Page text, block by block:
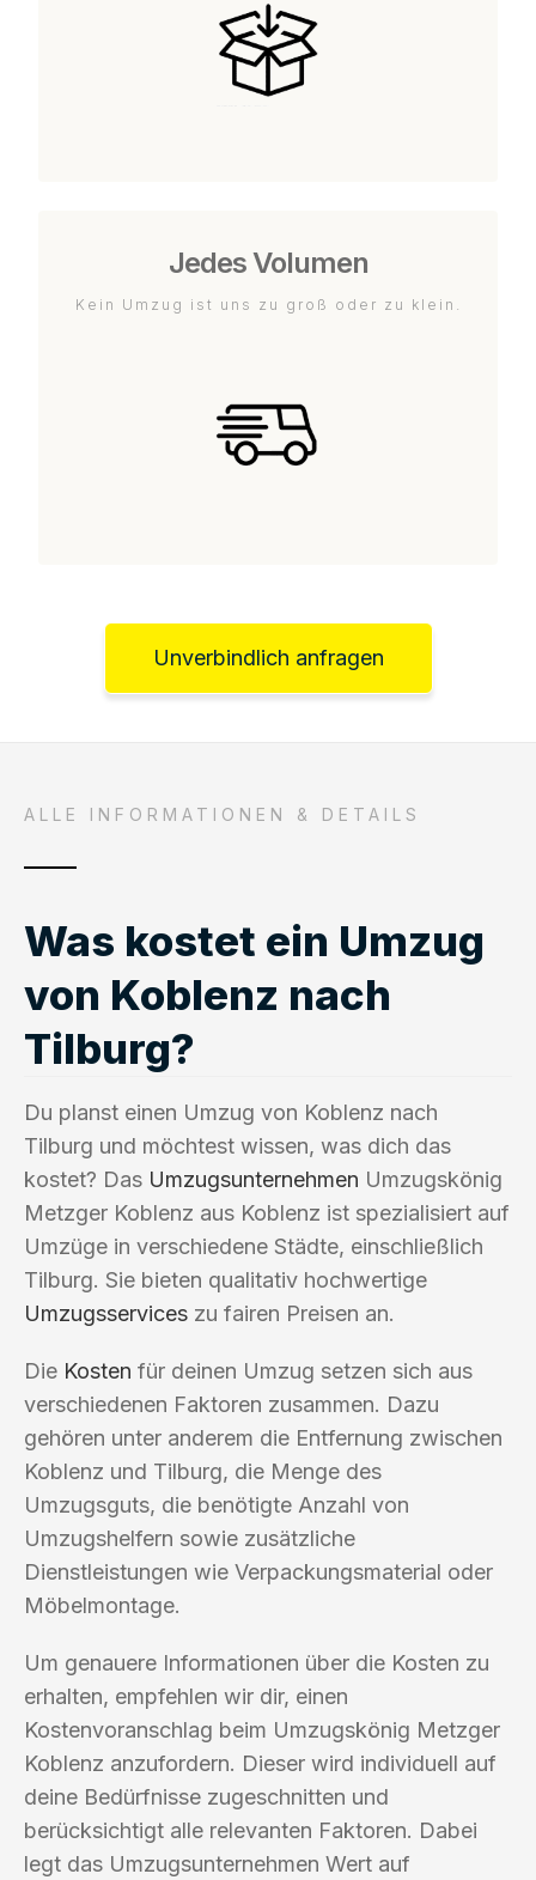
Jedes Volumen
Kein Umzug ist uns zu groß oder zu klein.
Unverbindlich anfragen
ALLE INFORMATIONEN & DETAILS
Was kostet ein Umzug
von Koblenz nach
Tilburg?
Du planst einen Umzug von Koblenz nach
Tilburg und möchtest wissen, was dich das
kostet? Das Umzugsunternehmen Umzugskönig
Metzger Koblenz aus Koblenz ist spezialisiert auf
Umzüge in verschiedene Städte, einschließlich
Tilburg. Sie bieten qualitativ hochwertige
Umzugsservices zu fairen Preisen an.
Die Kosten für deinen Umzug setzen sich aus
verschiedenen Faktoren zusammen. Dazu
gehören unter anderem die Entfernung zwischen
Koblenz und Tilburg, die Menge des
Umzugsguts, die benötigte Anzahl von
Umzugshelfern sowie zusätzliche
Dienstleistungen wie Verpackungsmaterial oder
Möbelmontage.
Um genauere Informationen über die Kosten zu
erhalten, empfehlen wir dir, einen
Kostenvoranschlag beim Umzugskönig Metzger
Koblenz anzufordern. Dieser wird individuell auf
deine Bedürfnisse zugeschnitten und
berücksichtigt alle relevanten Faktoren. Dabei
legt das Umzugsunternehmen Wert auf